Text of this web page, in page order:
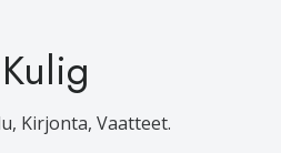
Kirjonta, Vaatteet.